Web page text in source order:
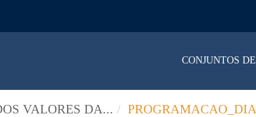
CONJUNTOS
VALORES DA...